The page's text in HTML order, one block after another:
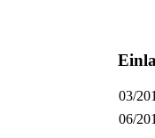
03/
06/